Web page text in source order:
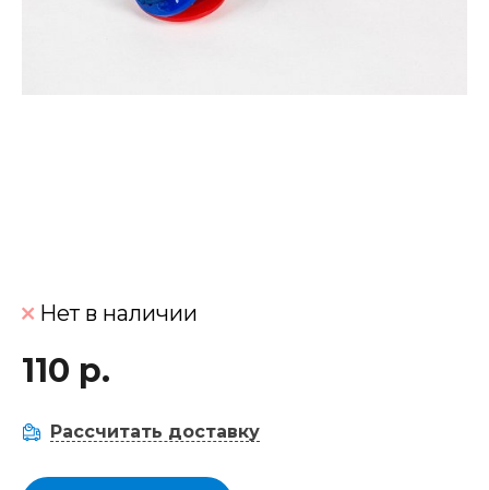
Нет в наличии
110 р.
Рассчитать доставку